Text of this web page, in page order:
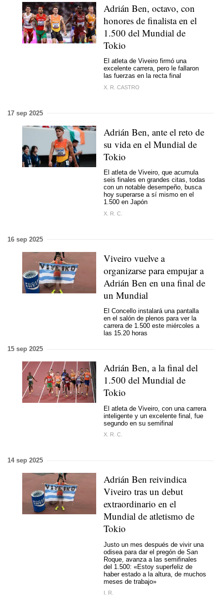
Adrián Ben, octavo, con
honores de finalista en el
1.500 del Mundial de
Tokio
El atleta de Viveiro firmó una
excelente carrera, pero le fallaron
las fuerzas en la recta final
X. R. CASTRO
17 sep 2025
Adrián Ben, ante el reto de
su vida en el Mundial de
Tokio
El atleta de Viveiro, que acumula
seis finales en grandes citas, todas
con un notable desempeño, busca
hoy superarse a sí mismo en el
1.500 en Japón
X. R. C.
16 sep 2025
Viveiro vuelve a
organizarse para empujar a
Adrián Ben en una final de
un Mundial
El Concello instalará una pantalla
en el salón de plenos para ver la
carrera de 1.500 este miércoles a
las 15.20 horas
15 sep 2025
Adrián Ben, a la final del
1.500 del Mundial de
Tokio
El atleta de Viveiro, con una carrera
inteligente y un excelente final, fue
segundo en su semifinal
X. R. C.
14 sep 2025
Adrián Ben reivindica
Viveiro tras un debut
extraordinario en el
Mundial de atletismo de
Tokio
Justo un mes después de vivir una
odisea para dar el pregón de San
Roque, avanza a las semifinales
del 1.500: «Estoy superfeliz de
haber estado a la altura, de muchos
meses de trabajo»
I. R.